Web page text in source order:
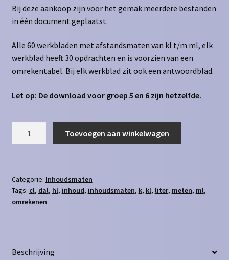
Bij deze aankoop zijn voor het gemak meerdere bestanden
in één document geplaatst.
Alle 60 werkbladen met afstandsmaten van kl t/m ml, elk
werkblad heeft 30 opdrachten en is voorzien van een
omrekentabel. Bij elk werkblad zit ook een antwoordblad.
Let op: De download voor groep 5 en 6 zijn hetzelfde.
t/m
ml
aantal
Toevoegen aan winkelwagen
Categorie: Inhoudsmaten
Tags: cl, dal, hl, inhoud, inhoudsmaten, k, kl, liter, meten, ml,
omrekenen
Beschrijving